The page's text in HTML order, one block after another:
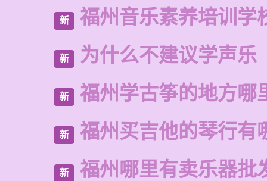
新 福州音乐素养培训学
新 为什么不建议学声乐
新 福州学古筝的地方哪
新 福州买吉他的琴行有
新 福州哪里有卖乐器批